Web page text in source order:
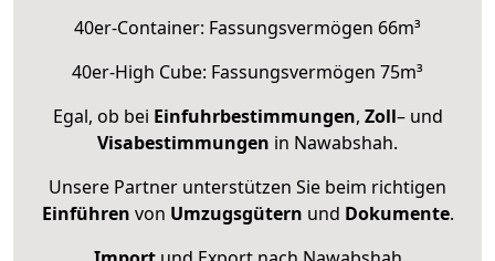
40er-Container: Fassungsvermögen 66m³
40er-High Cube: Fassungsvermögen 75m³
Egal, ob bei Einfuhrbestimmungen, Zoll– und
Visabestimmungen in Nawabshah.
Unsere Partner unterstützen Sie beim richtigen
Einführen von Umzugsgütern und Dokumente.